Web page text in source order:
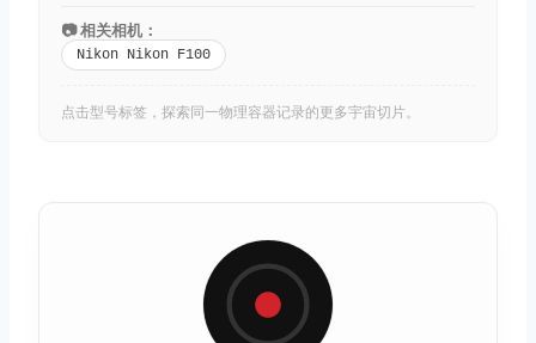
📷 相关相机：
Nikon Nikon F100
点击型号标签，探索同一物理容器记录的更多宇宙切片。